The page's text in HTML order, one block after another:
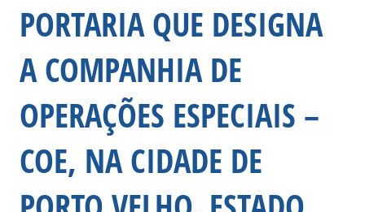
PORTARIA QUE DESIGNA
A COMPANHIA DE
OPERAÇÕES ESPECIAIS –
COE, NA CIDADE DE